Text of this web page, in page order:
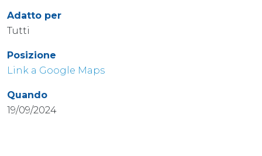
Adatto per
Tutti
Posizione
Link a Google Maps
Quando
19/09/2024